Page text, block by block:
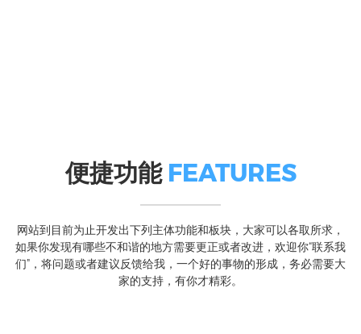
便捷功能 FEATURES
网站到目前为止开发出下列主体功能和板块，大家可以各取所求，
如果你发现有哪些不和谐的地方需要更正或者改进，欢迎你“联系我
们”，将问题或者建议反馈给我，一个好的事物的形成，务必需要大
家的支持，有你才精彩。